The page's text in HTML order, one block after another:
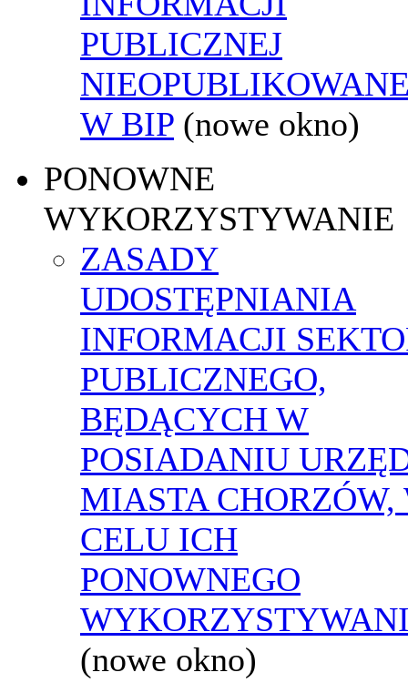
PUBLICZNEJ
W BIP (nowe okno)
PONOWNE
WYKORZYSTYWANIE
ZASADY
UDOSTĘPNIANIA
INFORMACJI
PUBLICZNEGO,
BĘDĄCYCH W
POSIADANIU
MIASTA CHORZÓW,
CELU ICH
PONOWNEGO
(nowe okno)